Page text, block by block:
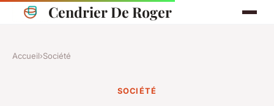
Cendrier De Roger
Accueil›Société
SOCIÉTÉ